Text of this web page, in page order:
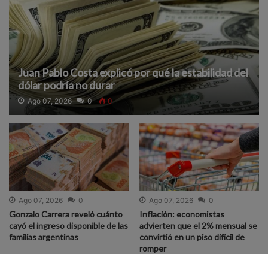
Juan Pablo Costa explicó por qué la estabilidad del
dólar podría no durar
Ago 07, 2026 0 0
Ago 07, 2026 0
Gonzalo Carrera reveló cuánto
cayó el ingreso disponible de las
familias argentinas
Ago 07, 2026 0
Inflación: economistas
advierten que el 2% mensual se
convirtió en un piso difícil de
romper